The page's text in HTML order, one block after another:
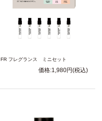
FR フレグランス ミニセット
価格:1,980円(税込)